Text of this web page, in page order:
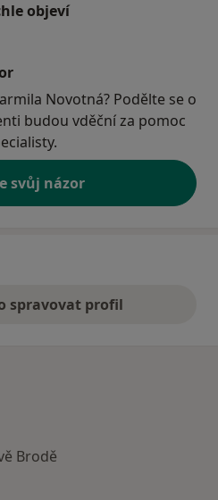
objeví
Novotná? Podělte se o
budou vděční za pomoc
svůj názor
spravovat profil
Brodě